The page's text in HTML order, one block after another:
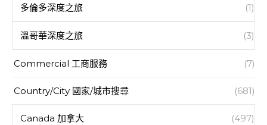
多倫多深度之旅 (1)
溫哥華深度之旅 (3)
Commercial 工商服務 (7)
Country/City 國家/城市搜尋 (681)
Canada 加拿大 (497)